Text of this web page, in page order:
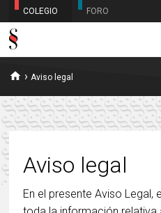
COLEGIO FORO
home ›Aviso legal
Aviso legal
En el presente Aviso Legal,